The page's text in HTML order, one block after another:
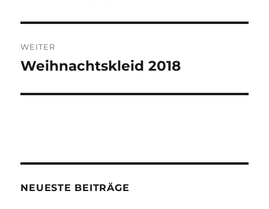
WEITER
Nächster
Weihnachtskleid 2018
NEUESTE BEITRÄGE